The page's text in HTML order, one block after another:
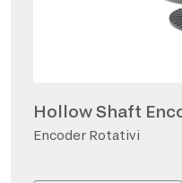
Hollow Shaft
Encoder Rotativi